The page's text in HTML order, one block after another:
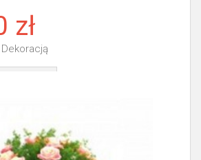
zł
Dekoracją